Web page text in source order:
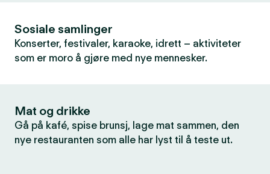
Sosiale samlinger
Konserter, festivaler, karaoke, idrett – aktiviteter
som er moro å gjøre med nye mennesker.
Mat og drikke
Gå på kafé, spise brunsj, lage mat sammen, den
nye restauranten som alle har lyst til å teste ut.